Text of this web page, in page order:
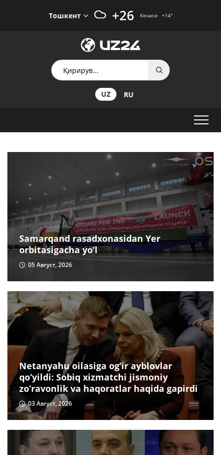
Тошкент +26 Кечаси +14°
UZ RU
Samarqand rasadxonasidan Yer
orbitasigacha yo‘l
05 Август, 2026
Netanyahu oilasiga og‘ir ayblovlar
qo‘yildi: Sobiq xizmatchi jismoniy
zo‘ravonlik va haqoratlar haqida gapirdi
03 Август, 2026